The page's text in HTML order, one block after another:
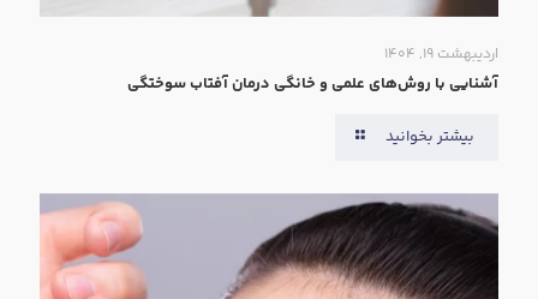
اردیبهشت ۱۹, ۱۴۰۴
آشنایی با روش‌های علمی و خانگی درمان آفتاب سوختگی
بیشتر بخوانید